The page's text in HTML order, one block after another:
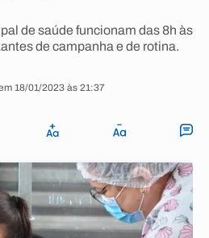
de saúde funcionam das 8h às
de campanha e de rotina.
18/01/2023 às 21:37